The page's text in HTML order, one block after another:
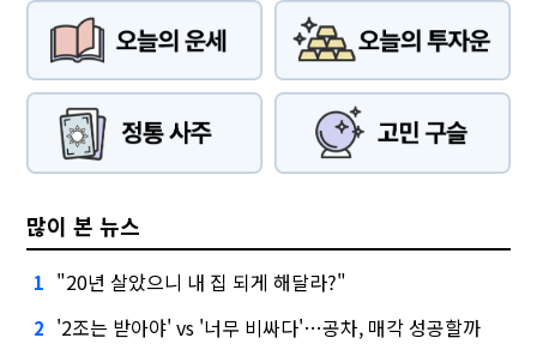
많이 본 뉴스
1 "20년 살았으니 내 집 되게 해달라?"
2 '2조는 받아야' vs '너무 비싸다'…공차, 매각 성공할까